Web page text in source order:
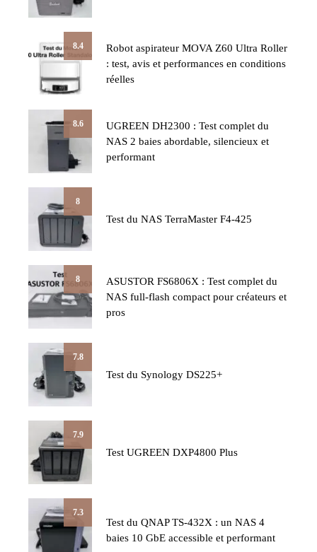
8.4
Robot aspirateur MOVA Z60 Ultra Roller
: test, avis et performances en conditions
réelles
8.6
UGREEN DH2300 : Test complet du
NAS 2 baies abordable, silencieux et
performant
8
Test du NAS TerraMaster F4-425
8
ASUSTOR FS6806X : Test complet du
NAS full-flash compact pour créateurs et
pros
7.8
Test du Synology DS225+
7.9
Test UGREEN DXP4800 Plus
7.3
Test du QNAP TS-432X : un NAS 4
baies 10 GbE accessible et performant